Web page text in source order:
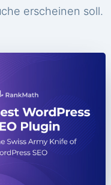
erscheinen soll.